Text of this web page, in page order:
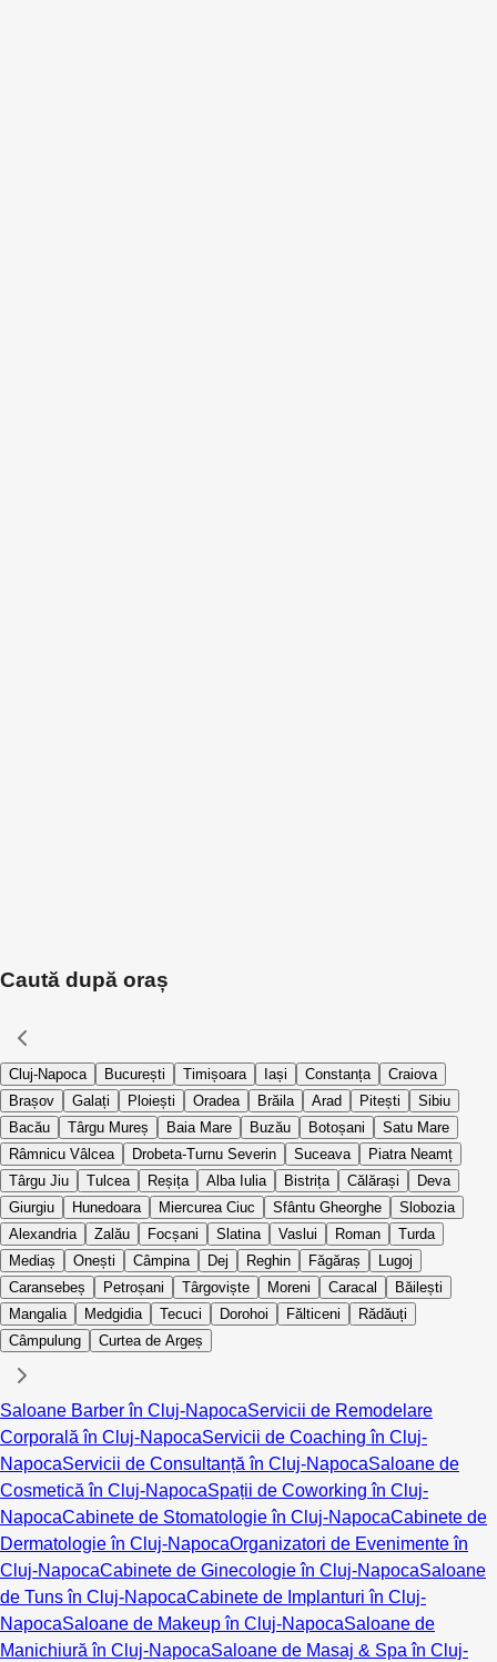
Caută după oraș
Cluj-Napoca București Timișoara Iași Constanța
Craiova
Brașov
Galați Ploiești Oradea Brăila Arad Pitești
Sibiu
Bacău
Târgu Mureș Baia Mare Buzău Botoșani
Satu Mare
Râmnicu Vâlcea
Drobeta-Turnu Severin Suceava
Piatra Neamț
Târgu Jiu
Tulcea Reșița Alba Iulia Bistrița Călărași
Deva
Giurgiu
Hunedoara Miercurea Ciuc Sfântu Gheorghe
Slobozia
Alexandria
Zalău Focșani Slatina Vaslui Roman
Turda
Mediaș
Onești Câmpina Dej Reghin Făgăraș
Lugoj
Caransebeș
Petroșani Târgoviște Moreni Caracal
Băilești
Mangalia
Medgidia Tecuci Dorohoi Fălticeni
Rădăuți
Câmpulung
Curtea de Argeș
Saloane Barber în Cluj-NapocaServicii de Remodelare
Corporală în Cluj-NapocaServicii de Coaching în Cluj-
NapocaServicii de Consultanță în Cluj-NapocaSaloane de
Cosmetică în Cluj-NapocaSpații de Coworking în Cluj-
NapocaCabinete de Stomatologie în Cluj-NapocaCabinete de
Dermatologie în Cluj-NapocaOrganizatori de Evenimente în
Cluj-NapocaCabinete de Ginecologie în Cluj-NapocaSaloane
de Tuns în Cluj-NapocaCabinete de Implanturi în Cluj-
NapocaSaloane de Makeup în Cluj-NapocaSaloane de
Manichiură în Cluj-NapocaSaloane de Masaj & Spa în Cluj-